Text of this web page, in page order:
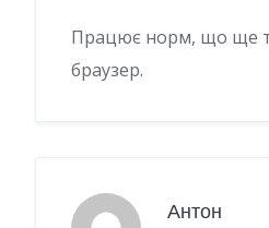
Працює норм, що ще
браузер.
Антон